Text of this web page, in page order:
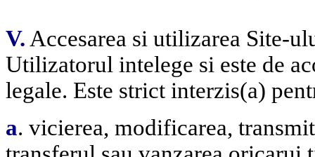
V. Accesarea si utilizarea Site-
Utilizatorul intelege si este de
legale. Este strict interzis(a)
a. vicierea, modificarea,